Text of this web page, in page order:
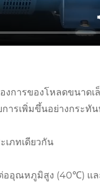
การของโหลดขนาดเ
การเพิ่มขึ้นอย่างกระทั
เภทเดียวกัน
ต่ออุณหภูมิสูง (40℃) แ